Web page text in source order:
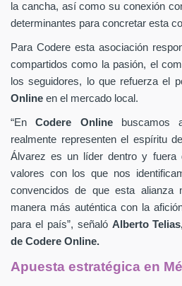
la cancha, así como su conexión
determinantes para concretar esta
Para Codere esta asociación
compartidos como la pasión, el
los seguidores, lo que refuerza el
Online en el mercado local.
“EnCodere Onlinebuscamos
realmente representen el espíritu
Álvarez es un líder dentro y fuera
valores con los que nos
convencidos de que esta alianza
manera más auténtica con la
para el país”, señaló Alberto
de Codere Online.
Apuesta estratégica en